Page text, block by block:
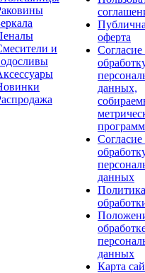
и
оферта
Согласие
данных,
Согласие
данных
Политика
данных
Карта